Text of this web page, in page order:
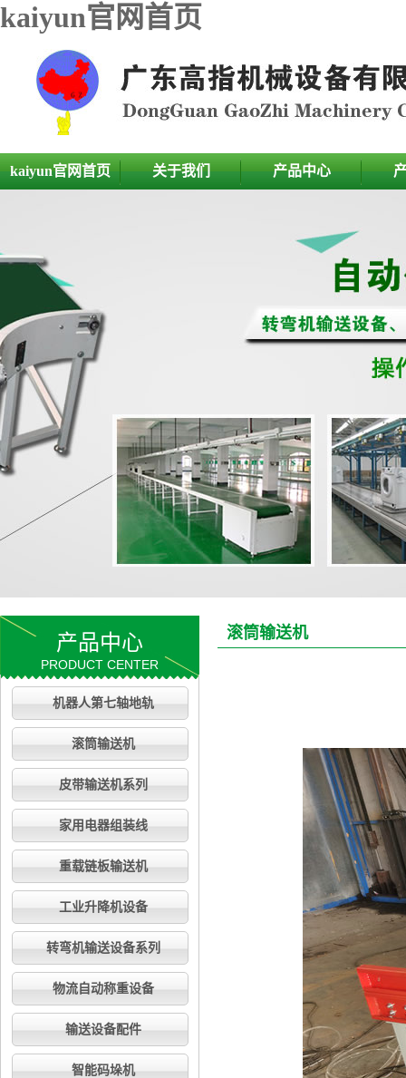
kaiyun官网首页
kaiyun官网首页 关于我们 产品中心
产品中心
PRODUCT CENTER
机器人第七轴地轨
滚筒输送机
皮带输送机系列
家用电器组装线
重载链板输送机
工业升降机设备
转弯机输送设备系列
物流自动称重设备
输送设备配件
智能码垛机
滚筒输送机